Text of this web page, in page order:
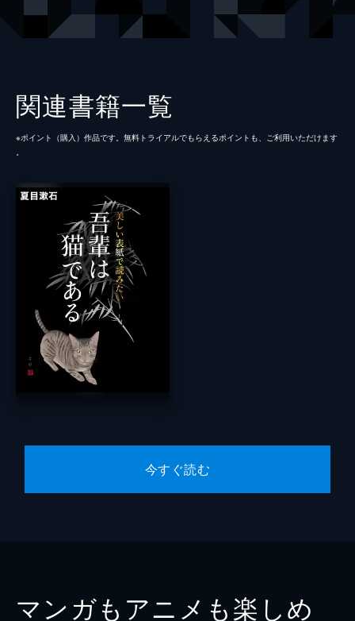
関連書籍一覧
※ポイント（購⼊）作品です。無料トライアルでもらえるポイントも、ご利⽤いただけます
今すぐ読む
マンガもアニメも楽しめ